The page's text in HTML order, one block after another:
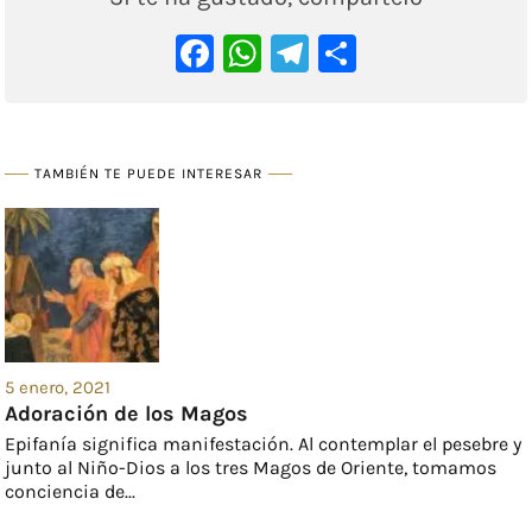
Facebook
WhatsApp
Telegram
TAMBIÉN TE PUEDE INTERESAR
5 enero, 2021
Adoración de los Magos
Epifanía significa manifestación. Al contemplar el pesebre y
junto al Niño-Dios a los tres Magos de Oriente, tomamos
conciencia de...